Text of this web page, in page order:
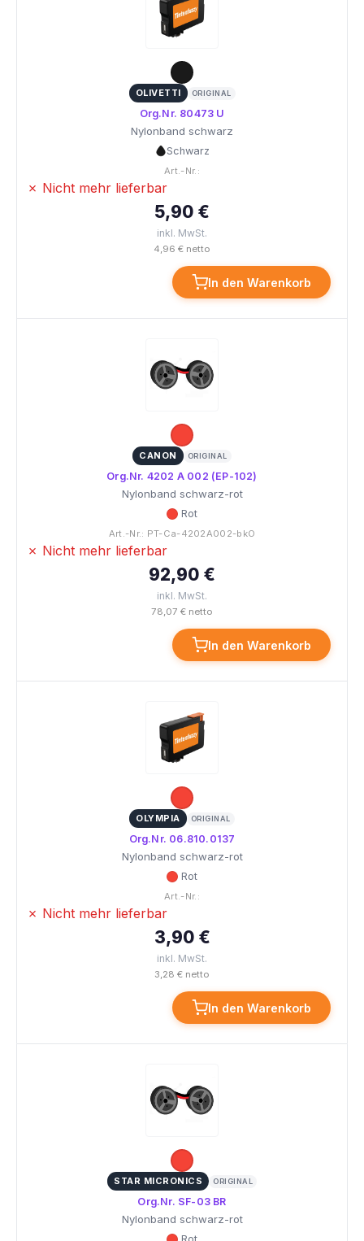
OLIVETTI ORIGINAL
Org.Nr. 80473 U
Nylonband schwarz
Schwarz
Art.-Nr.:
✗ Nicht mehr lieferbar
5,90 €
inkl. MwSt.
4,96 € netto
In den Warenkorb
CANON ORIGINAL
Org.Nr. 4202 A 002 (EP-102)
Nylonband schwarz-rot
Rot
Art.-Nr.: PT-Ca-4202A002-bkO
✗ Nicht mehr lieferbar
92,90 €
inkl. MwSt.
78,07 € netto
In den Warenkorb
OLYMPIA ORIGINAL
Org.Nr. 06.810.0137
Nylonband schwarz-rot
Rot
Art.-Nr.:
✗ Nicht mehr lieferbar
3,90 €
inkl. MwSt.
3,28 € netto
In den Warenkorb
STAR MICRONICS ORIGINAL
Org.Nr. SF-03 BR
Nylonband schwarz-rot